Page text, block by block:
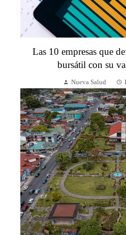
Las 10 empresas que
bursátil con su
Nueva Salud